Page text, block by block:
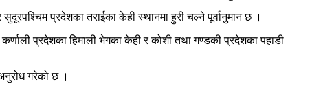
प्रदेशका तराईका केही स्थानमा हुरी चल्ने पूर्वानुमान छ ।
प्रदेशका हिमाली भेगका केही र कोशी तथा गण्डकी प्रदेशका पहाडी
गरेको छ ।